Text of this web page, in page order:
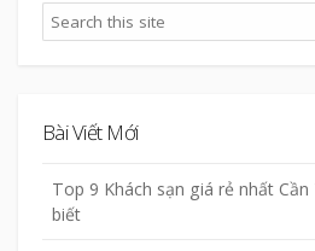
Search
Bài Viết Mới
Top 9 Khách sạn giá rẻ nhất
biết